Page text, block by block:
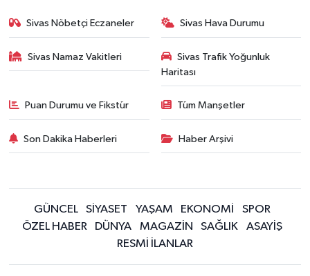
Sivas Nöbetçi Eczaneler Sivas Hava Durumu
Sivas Namaz Vakitleri
Sivas Trafik Yoğunluk
Haritası
Puan Durumu ve Fikstür Tüm Manşetler
Son Dakika Haberleri Haber Arşivi
GÜNCEL SİYASET YAŞAM EKONOMİ
SPOR
ÖZEL HABER
DÜNYA MAGAZİN SAĞLIK
ASAYİŞ
RESMİ İLANLAR